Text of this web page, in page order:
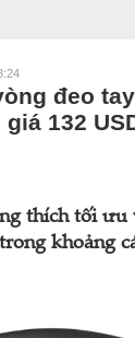
đeo
132
thích tối ưu
khoảng